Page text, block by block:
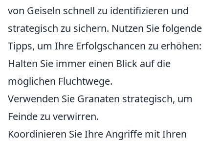
von Geiseln schnell zu identifizieren und
strategisch zu sichern. Nutzen Sie folgende
Tipps, um Ihre Erfolgschancen zu erhöhen:
Halten Sie immer einen Blick auf die
möglichen Fluchtwege.
Verwenden Sie Granaten strategisch, um
Feinde zu verwirren.
Koordinieren Sie Ihre Angriffe mit Ihren